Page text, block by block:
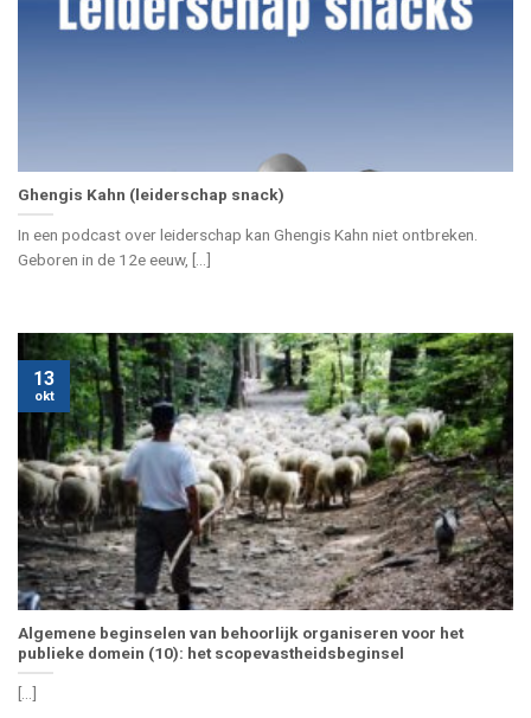
Ghengis Kahn (leiderschap snack)
In een podcast over leiderschap kan Ghengis Kahn niet ontbreken.
Geboren in de 12e eeuw, [...]
Algemene beginselen van behoorlijk organiseren voor het
publieke domein (10): het scopevastheidsbeginsel
[...]
13
okt